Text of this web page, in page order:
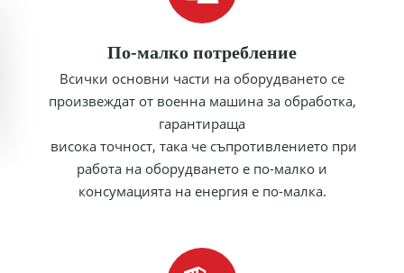
По-малко потребление
Всички основни части на оборудването се
произвеждат от военна машина за обработка,
гарантираща
висока точност, така че съпротивлението при
работа на оборудването е по-малко и
консумацията на енергия е по-малка.